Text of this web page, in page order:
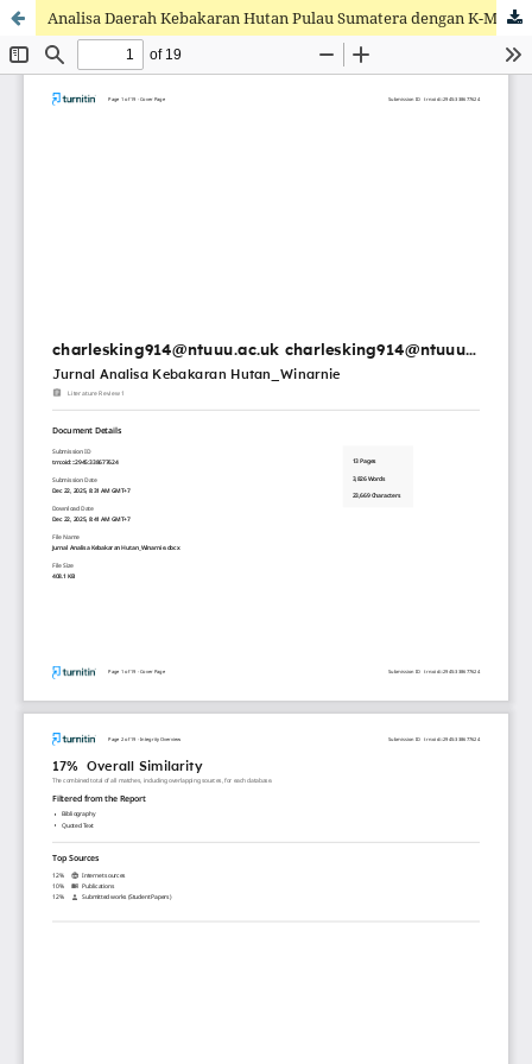
Analisa Daerah Kebakaran Hutan Pulau Sumatera dengan K-Means Clustering Metode CRISP-DM